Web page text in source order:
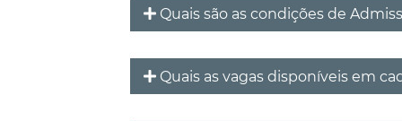
Quais são as condições de
Quais as vagas disponíveis em